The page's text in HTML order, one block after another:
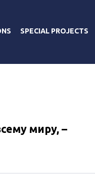
SPECIAL PROJECTS
миру, –